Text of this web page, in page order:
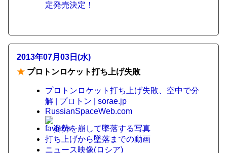
定発売決定！
2013年07月03日(水)
★ プロトンロケット打ち上げ失敗
プロトンロケット打ち上げ失敗、空中で分
解 | プロトン | sorae.jp
RussianSpaceWeb.com
姿勢を崩して墜落する写真
打ち上げから墜落までの動画
ニュース映像(ロシア)